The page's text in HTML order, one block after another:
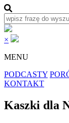
×
MENU
PODCASTY
KONTAKT
Kaszki dla